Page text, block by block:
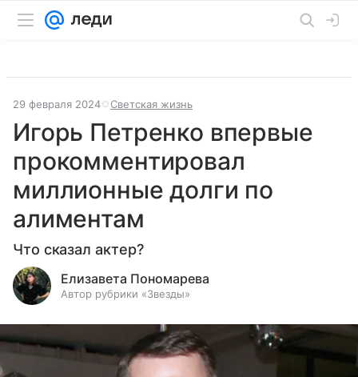
29 февраля 2024 Светская жизнь
Игорь Петренко впервые
прокомментировал
миллионные долги по
алиментам
Что сказал актер?
Елизавета Пономарева
Автор рубрики «Звезды»